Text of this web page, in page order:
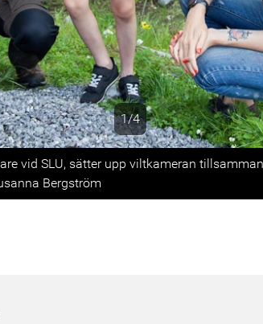
1/4
vid SLU, sätter upp viltkameran
Bergström